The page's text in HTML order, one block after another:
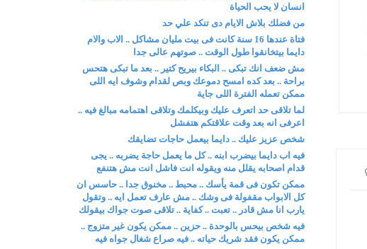
انسان لا يحب الحياة
من فضلك بلاش الايام دى تنكد علي حد
فتاة عندها 16 سنة كانت فى بيت مليان مشاكل .. الاب والام
دايما بيتخانقوا طول الوقت .. صوتهم عالى جدا
مش ضعف انك تبكى .. البكاء بيريح كتير .. بعد ما تبكى هتحس
براحة .. بعد كده امسح دموعك وبص لقدام وشوف ايه اللى
ممكن تعمله الفترة اللى جاية
لما تلاقى حد اتعرف عليك وبيكلمك وتلاقى اهتمامه مبالغ فيه ..
اعرفى انه بعد وقت علاقتكم هتفشل
شخص عزيز عليك .. دايما بيعمل حاجات تضايقك
فيه اب دايما بيضرب ابنه .. كل ما يعمل حاجة يضربه .. يجى
قدام اصحابه يقلل منه ويقوله انت فاشل انت مش هتنفع
ممكن تكون فى قمة يأسك .. محبط .. مخنوق جدا .. حاسس ان
كل الابواب مقفولة فى وشك .. مش عارف تعمل ايه .. وتقول
يارب انا مش قادر .. تعبت .. كفاية .. تلاقى صوت جواك بيقولك
فيه شخص بيحس بالوحدة .. حزين .. ممكن يكون غير متزوج ..
ممكن يكون فقد شريك حياته .. فيه صراع شغال جواه فيه